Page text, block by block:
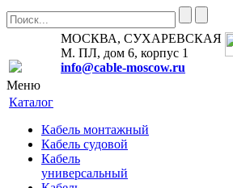
МОСКВА, СУХАРЕВСКАЯ
М. ПЛ, дом 6, корпус 1
info@cable-moscow.ru
Меню
Каталог
Кабель монтажный
Кабель судовой
Кабель
универсальный